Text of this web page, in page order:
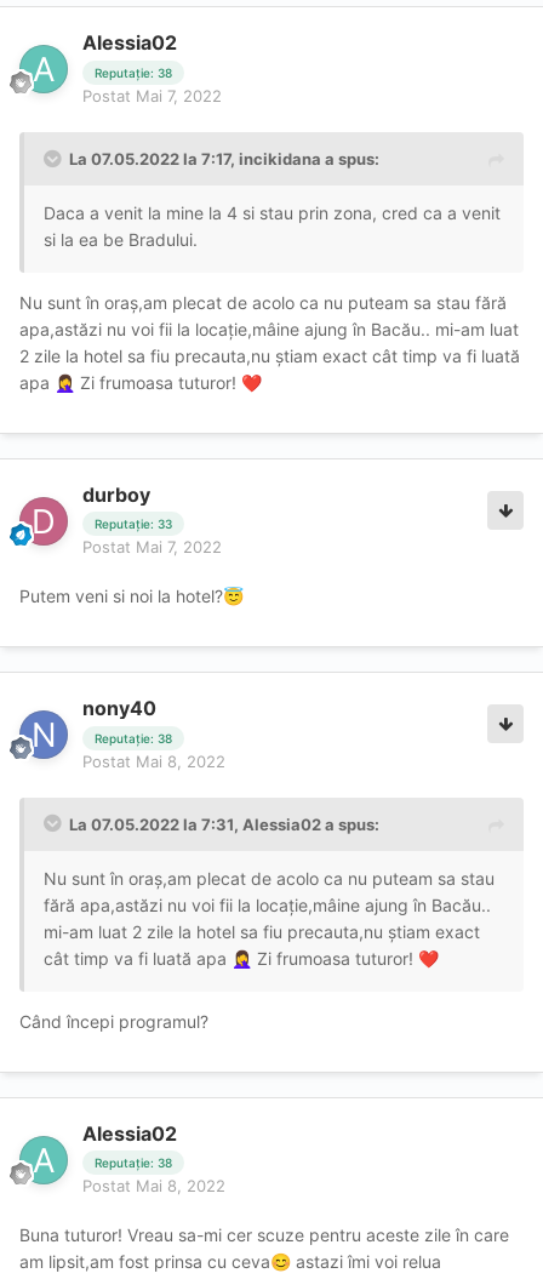
Alessia02
Reputație: 38
Postat Mai 7, 2022
La 07.05.2022 la 7:17, incikidana a spus:
Daca a venit la mine la 4 si stau prin zona, cred ca a venit
si la ea be Bradului.
Nu sunt în oraș,am plecat de acolo ca nu puteam sa stau fără
apa,astăzi nu voi fii la locație,mâine ajung în Bacău.. mi-am luat
2 zile la hotel sa fiu precauta,nu știam exact cât timp va fi luată
apa 🤦‍♀️ Zi frumoasa tuturor! ❤️
durboy
Reputație: 33
Postat Mai 7, 2022
Putem veni si noi la hotel?😇
nony40
Reputație: 38
Postat Mai 8, 2022
La 07.05.2022 la 7:31, Alessia02a spus:
Nu sunt în oraș,am plecat de acolo ca nu puteam sa stau
fără apa,astăzi nu voi fii la locație,mâine ajung în Bacău..
mi-am luat 2 zile la hotel sa fiu precauta,nu știam exact
cât timp va fi luată apa 🤦‍♀️ Zi frumoasa tuturor! ❤️
Când începi programul?
Alessia02
Reputație: 38
Postat Mai 8, 2022
Buna tuturor! Vreau sa-mi cer scuze pentru aceste zile în care
am lipsit,am fost prinsa cu ceva😊 astazi îmi voi relua